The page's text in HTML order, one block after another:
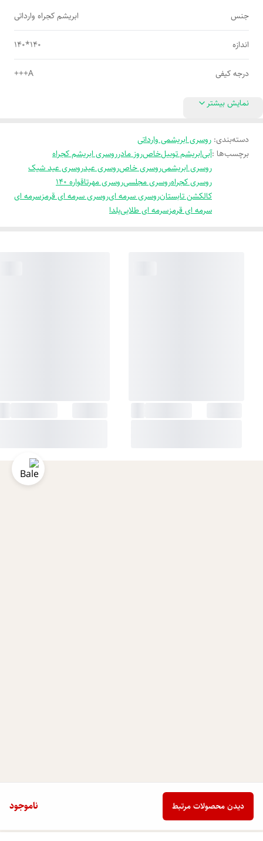
ناموجود دیدن محصولات مرتبط
جنس ابریشم کجراه وارداتی
اندازه 140*140
درجه کیفی A+++
نمایش بیشتر
دسته‌بندی: روسری ابریشمی وارداتی
برچسب‌ها :آبیابریشم توییلخاصروز مادرروسری ابریشم کجراه
روسری ابریشمیروسری خاصروسری عیدروسری عید شیک
روسری کجراهروسری مجلسیروسری مهرتاقواره 140
کالکشن تابستانروسری سرمه ایروسری سرمه ای قرمزسرمه ای
سرمه ای قرمزسرمه ای طلایییلدا